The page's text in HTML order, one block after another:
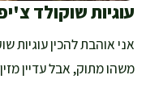
עוגיות שוקולד
אני אוהבת להכין עוגיות
משהו מתוק, אבל עדיין מזין